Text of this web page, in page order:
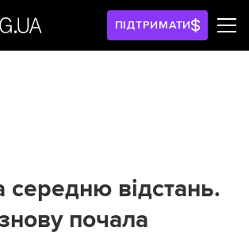
ПІДТРИМАТИ
середню відстань.
почала